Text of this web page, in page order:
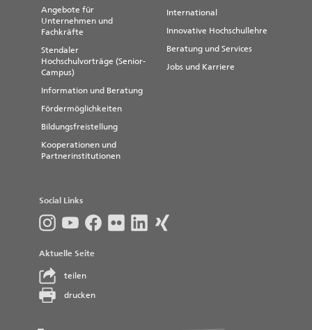
Angebote für
Unternehmen und
Fachkräfte
Stendaler
Hochschulvorträge (Senior-
Campus)
Information und Beratung
Fördermöglichkeiten
Bildungsfreistellung
Kooperationen und
Partnerinstitutionen
International
Innovative Hochschullehre
Beratung und Services
Jobs und Karriere
Social Links
Aktuelle Seite
teilen
drucken